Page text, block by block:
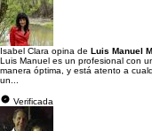
Isabel Clara opina de Luis Manuel
Luis Manuel es un profesional con
manera óptima, y está atento a
un...
Verificada